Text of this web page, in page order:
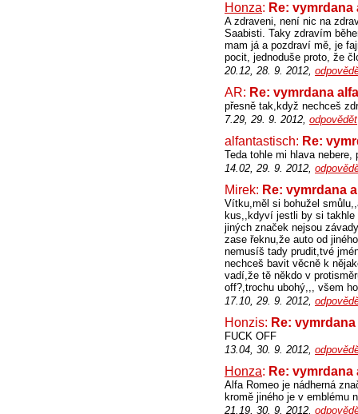
Honza: Re: vymrdana
A zdraveni, není nic na
Saabisti. Taky zdravím
mam já a pozdraví mě, je
pocit, jednoduše proto, že
20.12, 28. 9. 2012,
AR: Re: vymrdana alfa
přesně tak,když nechceš
7.29, 29. 9. 2012, odpovědět
alfantastisch: Re:
Teda tohle mi hlava
14.02, 29. 9. 2012,
Mirek: Re: vymrdana
Vítku,měl si bohužel
kus,,kdyví jestli by si
jiných značek nejsou
zase řeknu,že auto od
nemusíš tady prudit,tvé
nechceš bavit věcně k
vadí,že tě někdo v
off?,trochu ubohý,,, všem
17.10, 29. 9. 2012,
Honzis: Re: vymrdana
FUCK OFF
13.04, 30. 9. 2012,
Honza: Re: vymrdana
Alfa Romeo je nádherná
kromě jiného je v emblému
21.19, 30. 9. 2012,